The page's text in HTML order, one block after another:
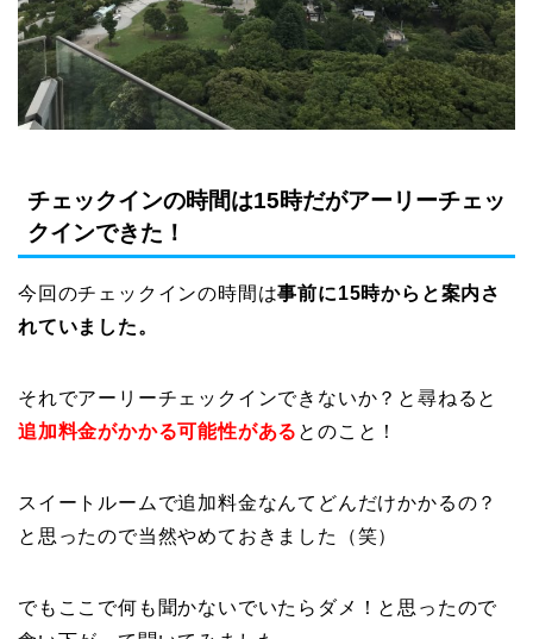
チェックインの時間は15時だがアーリーチェッ
クインできた！
今回のチェックインの時間は事前に15時からと案内さ
れていました。
それでアーリーチェックインできないか？と尋ねると
追加料金がかかる可能性がある とのこと！
スイートルームで追加料金なんてどんだけかかるの？
と思ったので当然やめておきました（笑）
でもここで何も聞かないでいたらダメ！と思ったので